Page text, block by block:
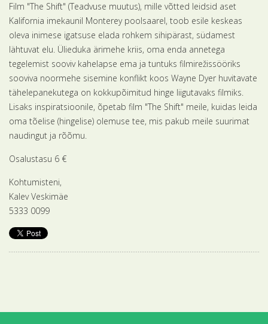
Film "The Shift" (Teadvuse muutus), mille võtted leidsid aset
Kalifornia imekaunil Monterey poolsaarel, toob esile keskeas
oleva inimese igatsuse elada rohkem sihipärast, südamest
lähtuvat elu. Ülieduka ärimehe kriis, oma enda annetega
tegelemist sooviv kahelapse ema ja tuntuks filmirežissööriks
sooviva noormehe sisemine konflikt koos Wayne Dyer huvitavate
tähelepanekutega on kokkupõimitud hinge liigutavaks filmiks.
Lisaks inspiratsioonile, õpetab film "The Shift" meile, kuidas leida
oma tõelise (hingelise) olemuse tee, mis pakub meile suurimat
naudingut ja rõõmu.
Osalustasu 6 €
Kohtumisteni,
Kalev Veskimäe
5333 0099